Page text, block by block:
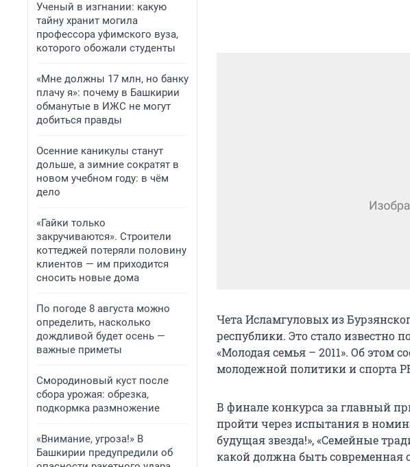
Ученый в изгнании: какую
тайну хранит могила
профессора уфимского вуза,
которого обожали студенты
«Мне должны 17 млн, но банку
плачу я»: почему в Башкирии
обманутые в ИЖС не могут
добиться правды
Осенние каникулы станут
дольше, а зимние сократят в
новом учебном году: в чём
дело
«Гайки только
закручиваются». Строители
коттеджей потеряли половину
клиентов — им приходится
сносить новые дома
По погоде 8 августа можно
определить, насколько
дождливой будет осень —
важные приметы
Смородиновый куст после
сбора урожая: обрезка,
подкормка размножение
«Внимание, угроза!» В
Башкирии предупредили об
Чета Исламгуловых из
республики. Это стало известно
«Молодая семья – 2011». Об этом
молодежной политики и спорта
В финале конкурса за главный
пройти через испытания в
будущая звезда!», «Семейные
какой должна быть современная